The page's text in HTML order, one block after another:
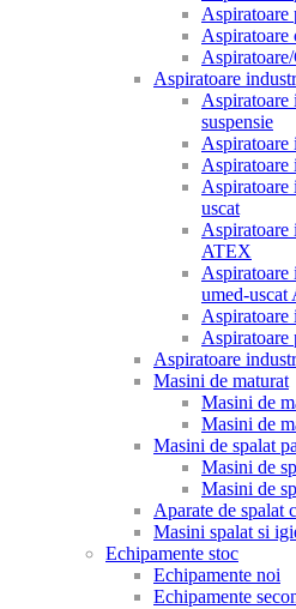
Aspiratoare
Aspiratoare
Aspiratoare
Aspiratoare
suspensie
Aspiratoare
Aspiratoare
Aspiratoare
uscat
Aspiratoare
ATEX
Aspiratoare
umed-uscat
Aspiratoare
Aspiratoare
Aspiratoare
Masini de maturat
Masini de
Masini de
Masini de spalat
Masini de
Masini de
Aparate de spalat
Masini spalat si
Echipamente stoc
Echipamente noi
Echipamente